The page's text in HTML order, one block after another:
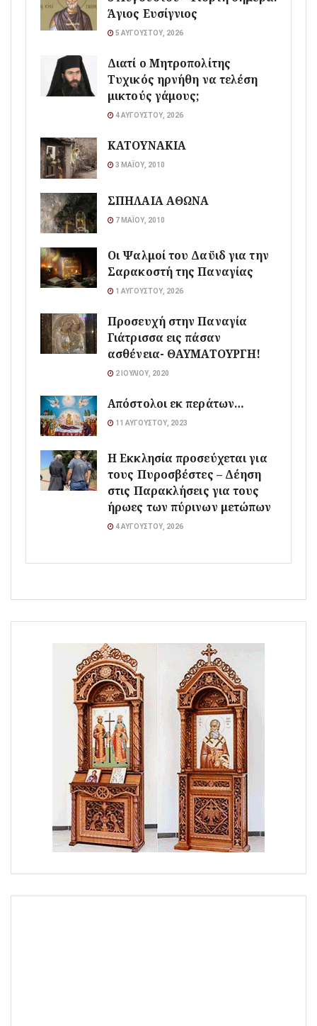
Άγιος Ευσίγνιος
5 ΑΥΓΟΎΣΤΟΥ, 2026
Διατί ο Μητροπολίτης
Τυχικός ηρνήθη να τελέση
μικτούς γάμους;
4 ΑΥΓΟΎΣΤΟΥ, 2026
ΚΑΤΟΥΝΑΚΙΑ
3 ΜΑΪ́ΟΥ, 2010
ΣΠΗΛΑΙΑ ΑΘΩΝΑ
7 ΜΑΪ́ΟΥ, 2010
Οι Ψαλμοί του Δαϋιδ για την
Σαρακοστή της Παναγίας
1 ΑΥΓΟΎΣΤΟΥ, 2026
Προσευχή στην Παναγία
Γιάτρισσα εις πάσαν
ασθένεια- ΘΑΥΜΑΤΟΥΡΓΗ!
2 ΙΟΥΛΊΟΥ, 2020
Απόστολοι εκ περάτων…
11 ΑΥΓΟΎΣΤΟΥ, 2023
Η Εκκλησία προσεύχεται για
τους Πυροσβέστες – Δέηση
στις Παρακλήσεις για τους
ήρωες των πύρινων μετώπων
4 ΑΥΓΟΎΣΤΟΥ, 2026